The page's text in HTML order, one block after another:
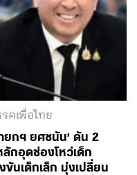
คเพื่อไทย
ยกฯ ยศชนัน’ ดัน 2
ลักอุดช่องโหว่เด็ก
นเด็กเล็ก มุ่งเปลี่ยน